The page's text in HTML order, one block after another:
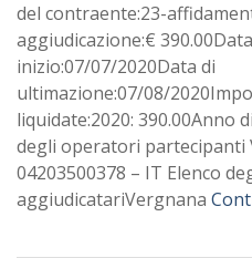
del contraente:23-
aggiudicazione:€
inizio:07/07/2020Data di
ultimazione:07/08/
liquidate:2020: 390.00Anno
degli operatori partecipanti
04203500378 – IT Elenco
aggiudicatariVergnana